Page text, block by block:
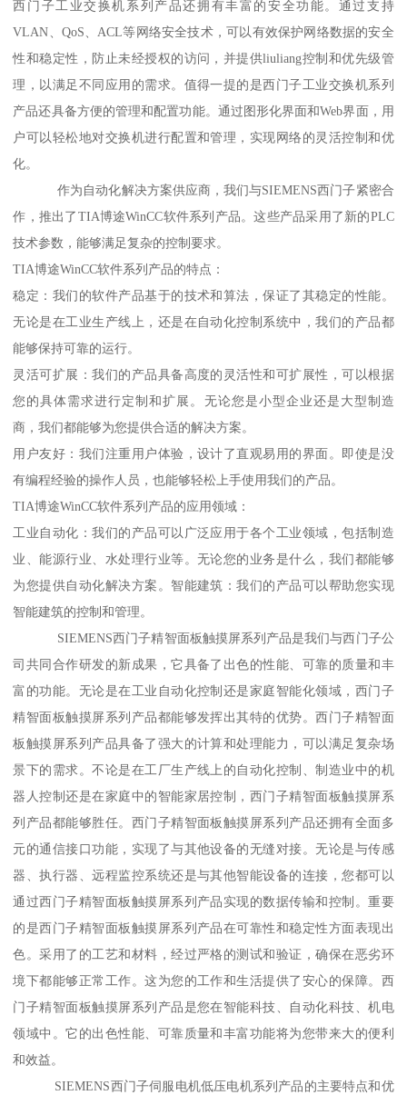
西门子工业交换机系列产品还拥有丰富的安全功能。通过支持
VLAN、QoS、ACL等网络安全技术，可以有效保护网络数据的安全
性和稳定性，防止未经授权的访问，并提供liuliang控制和优先级管
理，以满足不同应用的需求。值得一提的是西门子工业交换机系列
产品还具备方便的管理和配置功能。通过图形化界面和Web界面，用
户可以轻松地对交换机进行配置和管理，实现网络的灵活控制和优
化。
作为自动化解决方案供应商，我们与SIEMENS西门子紧密合
作，推出了TIA博途WinCC软件系列产品。这些产品采用了新的PLC
技术参数，能够满足复杂的控制要求。
TIA博途WinCC软件系列产品的特点：
稳定：我们的软件产品基于的技术和算法，保证了其稳定的性能。
无论是在工业生产线上，还是在自动化控制系统中，我们的产品都
能够保持可靠的运行。
灵活可扩展：我们的产品具备高度的灵活性和可扩展性，可以根据
您的具体需求进行定制和扩展。无论您是小型企业还是大型制造
商，我们都能够为您提供合适的解决方案。
用户友好：我们注重用户体验，设计了直观易用的界面。即使是没
有编程经验的操作人员，也能够轻松上手使用我们的产品。
TIA博途WinCC软件系列产品的应用领域：
工业自动化：我们的产品可以广泛应用于各个工业领域，包括制造
业、能源行业、水处理行业等。无论您的业务是什么，我们都能够
为您提供自动化解决方案。智能建筑：我们的产品可以帮助您实现
智能建筑的控制和管理。
SIEMENS西门子精智面板触摸屏系列产品是我们与西门子公
司共同合作研发的新成果，它具备了出色的性能、可靠的质量和丰
富的功能。无论是在工业自动化控制还是家庭智能化领域，西门子
精智面板触摸屏系列产品都能够发挥出其特的优势。西门子精智面
板触摸屏系列产品具备了强大的计算和处理能力，可以满足复杂场
景下的需求。不论是在工厂生产线上的自动化控制、制造业中的机
器人控制还是在家庭中的智能家居控制，西门子精智面板触摸屏系
列产品都能够胜任。西门子精智面板触摸屏系列产品还拥有全面多
元的通信接口功能，实现了与其他设备的无缝对接。无论是与传感
器、执行器、远程监控系统还是与其他智能设备的连接，您都可以
通过西门子精智面板触摸屏系列产品实现的数据传输和控制。重要
的是西门子精智面板触摸屏系列产品在可靠性和稳定性方面表现出
色。采用了的工艺和材料，经过严格的测试和验证，确保在恶劣环
境下都能够正常工作。这为您的工作和生活提供了安心的保障。西
门子精智面板触摸屏系列产品是您在智能科技、自动化科技、机电
领域中。它的出色性能、可靠质量和丰富功能将为您带来大的便利
和效益。
SIEMENS西门子伺服电机低压电机系列产品的主要特点和优